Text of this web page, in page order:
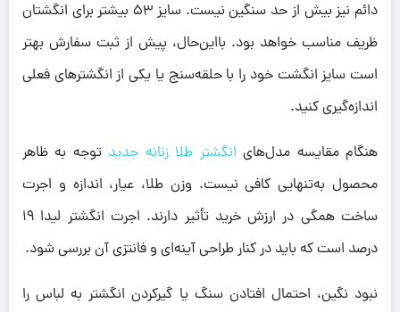
دائم نیز بیش از حد سنگین نیست. سایز ۵۳ بیشتر برای انگشتان
ظریف مناسب خواهد بود. بااین‌حال، پیش از ثبت سفارش بهتر
است سایز انگشت خود را با حلقه‌سنج یا یکی از انگشترهای فعلی
اندازه‌گیری کنید.
هنگام مقایسه مدل‌های انگشتر طلا زنانه جدید توجه به ظاهر
محصول به‌تنهایی کافی نیست. وزن طلا، عیار، اندازه و اجرت
ساخت همگی در ارزش خرید تأثیر دارند. اجرت انگشتر لیدا ۱۹
درصد است که باید در کنار طراحی آینه‌ای و فانتزی آن بررسی شود.
نبود نگین، احتمال افتادن سنگ یا گیرکردن انگشتر به لباس را